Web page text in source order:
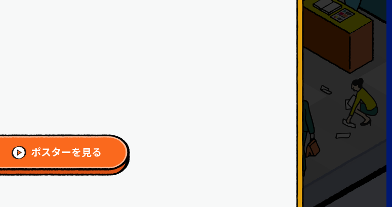
ポスターを見る